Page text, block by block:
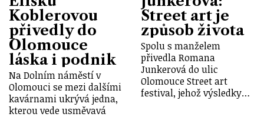
Koblerovou
přivedly do
Olomouce
láska i podnik
Na Dolním náměstí v
Olomouci se mezi dalšími
kavárnami ukrývá jedna,
kterou vede usměvavá
Street art je
způsob života
Spolu s manželem
přivedla Romana
Junkerová do ulic
Olomouce Street art
festival, jehož výsledky…